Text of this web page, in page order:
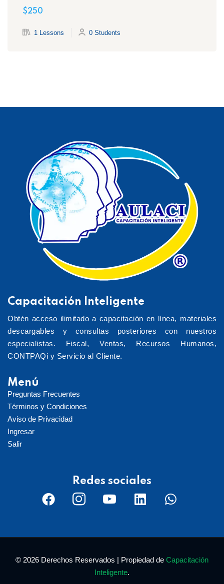
Exponen Ante el SAT
$250
1 Lessons 0 Students
Capacitación Inteligente
Obtén acceso ilimitado a capacitación en línea, materiales
descargables y consultas posteriores con nuestros
especialistas. Fiscal, Ventas, Recursos Humanos,
CONTPAQi y Servicio al Cliente.
Menú
Preguntas Frecuentes
Términos y Condiciones
Aviso de Privacidad
Ingresar
Salir
Redes sociales
© 2026 Derechos Reservados | Propiedad de Capacitación
Inteligente.